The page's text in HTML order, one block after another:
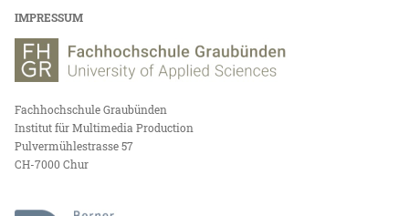
IMPRESSUM
Fachhochschule Graubünden
Institut für Multimedia Production
Pulvermühlestrasse 57
CH-7000 Chur